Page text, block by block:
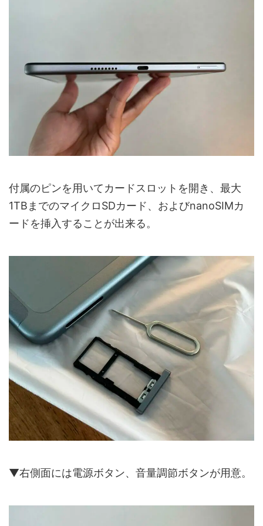
付属のピンを用いてカードスロットを開き、最大
1TBまでのマイクロSDカード、およびnanoSIMカ
ードを挿入することが出来る。
▼右側面には電源ボタン、音量調節ボタンが用意。